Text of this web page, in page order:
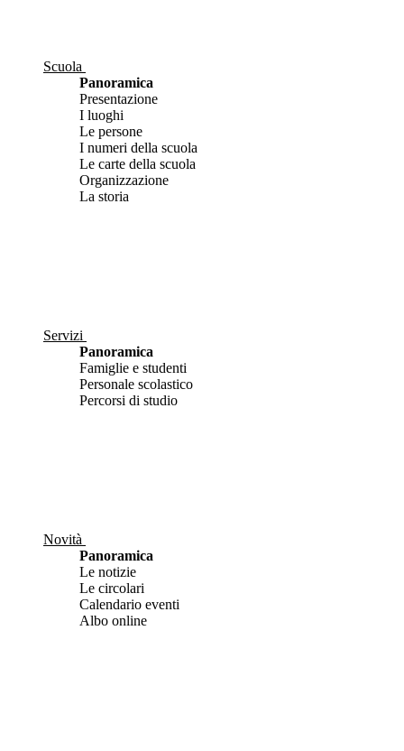
Scuola
Panoramica
Presentazione
I luoghi
Le persone
I numeri della scuola
Le carte della scuola
Organizzazione
La storia
Servizi
Panoramica
Famiglie e studenti
Personale scolastico
Percorsi di studio
Novità
Panoramica
Le notizie
Le circolari
Calendario eventi
Albo online